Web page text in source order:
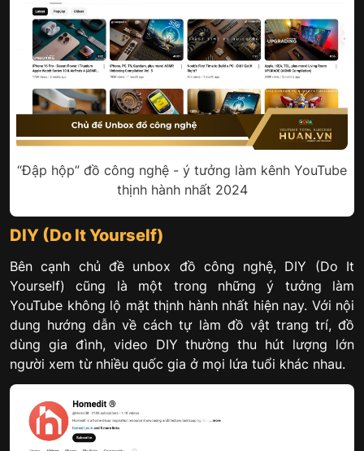
“Đập hộp” đồ công nghệ - ý tưởng làm kênh YouTube
thịnh hành nhất 2024
DIY (Do It Yourself)
Bên cạnh chủ đề unbox đồ công nghệ, DIY (Do It
Yourself) cũng là một trong những ý tưởng làm
YouTube không lộ mặt thịnh hành nhất hiện nay. Với nội
dung hướng dẫn về cách tự làm đồ vật trang trí, đồ
dùng gia đình, video DIY thường thu hút lượng lớn
người xem từ nhiều quốc gia ở mọi lứa tuổi khác nhau.